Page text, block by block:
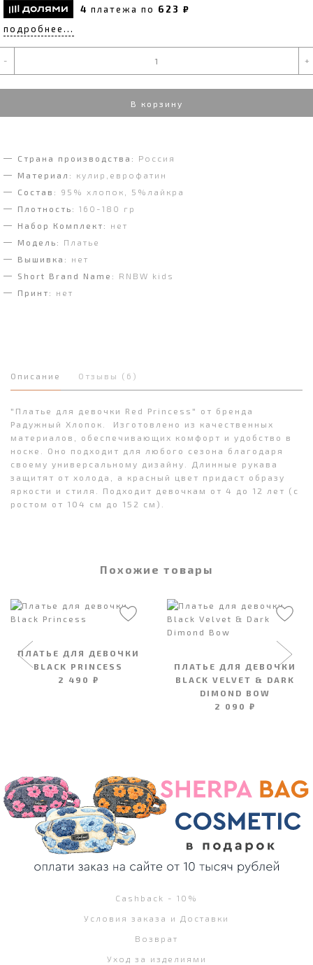
4 платежа по 623 ₽
подробнее...
- +
В корзину
Страна производства:
Россия
Материал:
кулир,еврофатин
Состав:
95% хлопок, 5%лайкра
Плотность: 160-180 гр
Набор Комплект:
нет
Модель:
Платье
Вышивка:
нет
Short Brand Name:
RNBW kids
Принт:
нет
Описание Отзывы (6)
"Платье для девочки Red Princess" от бренда
Радужный Хлопок. Изготовлено из качественных
материалов, обеспечивающих комфорт и удобство в
носке. Оно подходит для любого сезона благодаря
своему универсальному дизайну. Длинные рукава
защитят от холода, а красный цвет придаст образу
яркости и стиля. Подходит девочкам от 4 до 12 лет (с
ростом от 104 см до 152 см).
Похожие товары
ПЛАТЬЕ ДЛЯ ДЕВОЧКИ
BLACK PRINCESS
2 490 ₽
ПЛАТЬЕ ДЛЯ ДЕВОЧКИ
BLACK VELVET & DARK
DIMOND BOW
2 090 ₽
Cashback - 10%
Условия заказа и Доставки
Возврат
Уход за изделиями